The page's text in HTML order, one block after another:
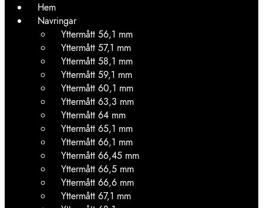
Hem
Navringar
Yttermått 56,1 mm
Yttermått 57,1 mm
Yttermått 58,1 mm
Yttermått 59,1 mm
Yttermått 60,1 mm
Yttermått 63,3 mm
Yttermått 64 mm
Yttermått 65,1 mm
Yttermått 66,1 mm
Yttermått 66,45 mm
Yttermått 66,5 mm
Yttermått 66,6 mm
Yttermått 67,1 mm